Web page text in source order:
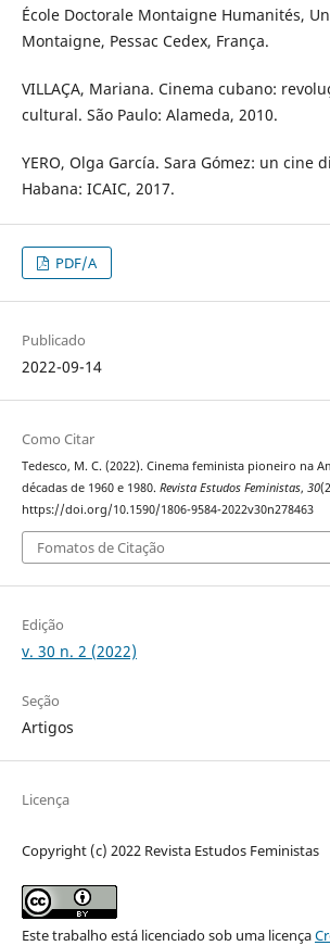
École Doctorale Montaigne Humanités,
Montaigne, Pessac Cedex, França.
VILLAÇA, Mariana. Cinema cubano:
cultural. São Paulo: Alameda, 2010.
YERO, Olga García. Sara Gómez: un cine
Habana: ICAIC, 2017.
PDF/A
Publicado
2022-09-14
Como Citar
Tedesco, M. C. (2022). Cinema feminista pioneiro na
décadas de 1960 e 1980. Revista Estudos Feministas, 30
https://doi.org/10.1590/1806-9584-2022v30n278463
Fomatos de Citação
Edição
v. 30 n. 2 (2022)
Seção
Artigos
Licença
Copyright (c) 2022 Revista Estudos Feministas
Este trabalho está licenciado sob uma licença